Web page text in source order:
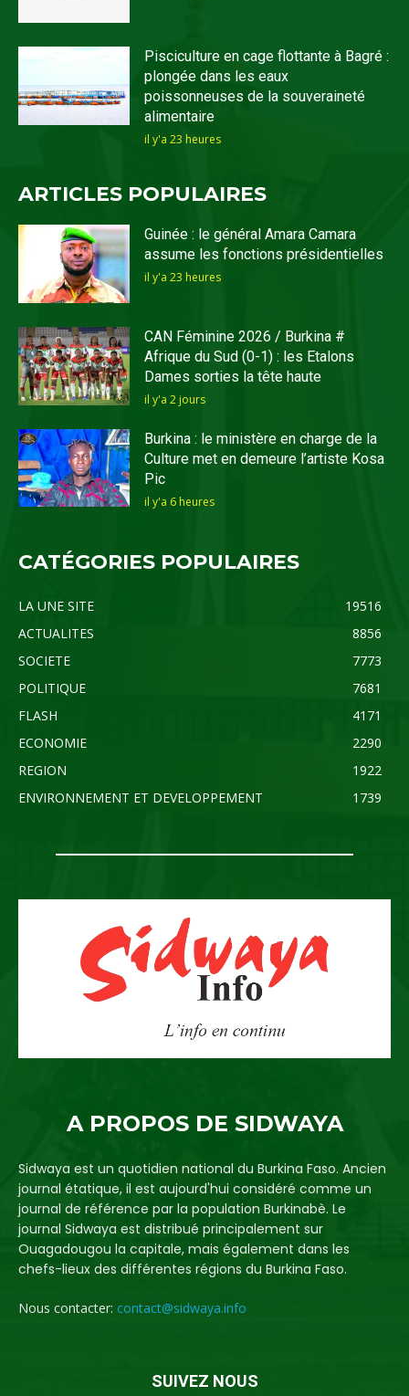
Pisciculture en cage flottante à Bagré :
plongée dans les eaux
poissonneuses de la souveraineté
alimentaire
il y'a 23 heures
ARTICLES POPULAIRES
Guinée : le général Amara Camara
assume les fonctions présidentielles
il y'a 23 heures
CAN Féminine 2026 / Burkina #
Afrique du Sud (0-1) : les Etalons
Dames sorties la tête haute
il y'a 2 jours
Burkina : le ministère en charge de la
Culture met en demeure l’artiste Kosa
Pic
il y'a 6 heures
CATÉGORIES POPULAIRES
LA UNE SITE
19516
ACTUALITES
8856
SOCIETE
7773
POLITIQUE
7681
FLASH
4171
ECONOMIE
2290
REGION
1922
ENVIRONNEMENT ET DEVELOPPEMENT
1739
A PROPOS DE SIDWAYA
Sidwaya est un quotidien national du Burkina Faso. Ancien
journal étatique, il est aujourd'hui considéré comme un
journal de référence par la population Burkinabè. Le
journal Sidwaya est distribué principalement sur
Ouagadougou la capitale, mais également dans les
chefs-lieux des différentes régions du Burkina Faso.
Nous contacter: contact@sidwaya.info
SUIVEZ NOUS